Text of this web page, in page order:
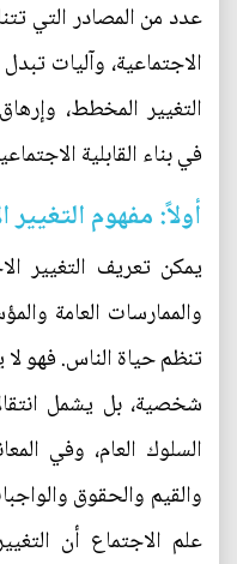
عدد من المصادر التي
الاجتماعية، وآليات
التغيير المخطط،
في بناء القابلية
أولاً: مفهوم
يمكن تعريف التغيير
والممارسات العامة
تنظم حياة الناس. فهو
شخصية، بل يشمل
السلوك العام، وفي
والقيم والحقوق
علم الاجتماع أن